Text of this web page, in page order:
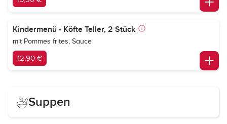
Kindermenü - Köfte Teller, 2 Stück
mit Pommes frites, Sauce
12,90 €
Suppen